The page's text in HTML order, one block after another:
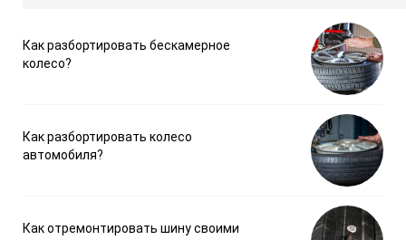
Как разбортировать бескамерное
колесо?
Как разбортировать колесо
автомобиля?
Как отремонтировать шину своими